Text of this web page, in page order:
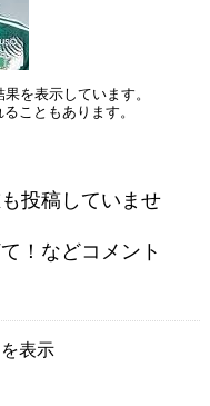
を表示しています。
こともあります。
投稿していませ
！などコメント
表示